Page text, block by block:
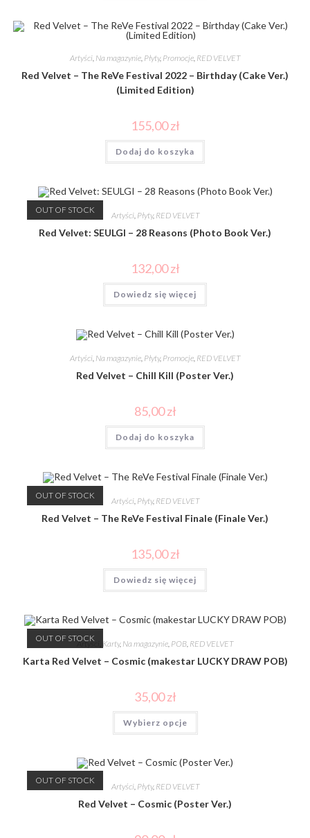
Artyści, Na magazynie, Płyty, Promocje, RED VELVET
Red Velvet – The ReVe Festival 2022 – Birthday (Cake Ver.)
(Limited Edition)
155,00zł
Dodaj do koszyka
OUT OF STOCK
Artyści, Płyty, RED VELVET
Red Velvet: SEULGI – 28 Reasons (Photo Book Ver.)
132,00zł
Dowiedz się więcej
Artyści, Na magazynie, Płyty, Promocje, RED VELVET
Red Velvet – Chill Kill (Poster Ver.)
85,00zł
Dodaj do koszyka
OUT OF STOCK
Artyści, Płyty, RED VELVET
Red Velvet – The ReVe Festival Finale (Finale Ver.)
135,00zł
Dowiedz się więcej
OUT OF STOCK
Artyści Karty, Na magazynie POB RED VELVET
Karta Red Velvet – Cosmic (makestar LUCKY DRAW POB)
35,00zł
Wybierz opcje
OUT OF STOCK
Artyści, Płyty, RED VELVET
Red Velvet – Cosmic (Poster Ver.)